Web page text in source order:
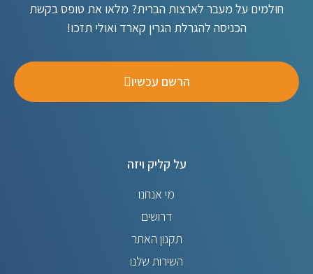
חולמים על מעבר לארצות הברית? מלאו את טופס בקשת
הכניסה להגרלת הגרין קארד ואולי תזכו!
הרשם עכשיו
על קליק ויזה
מי אנחנו
דרושים
תקנון האתר
השירות שלנו